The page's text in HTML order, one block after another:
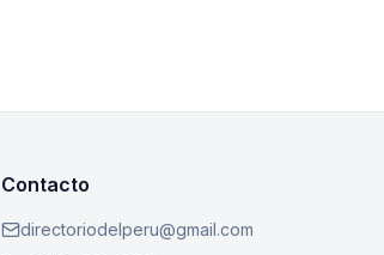
Contacto
directoriodelperu@gmail.com